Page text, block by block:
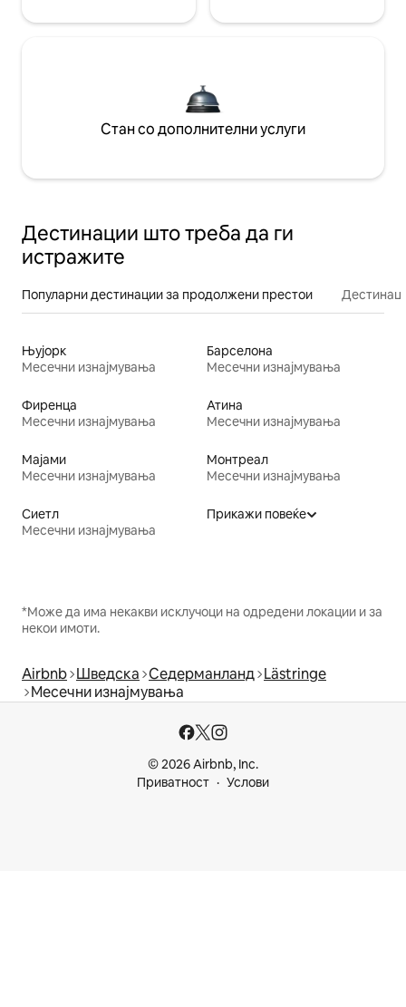
Стан со дополнителни услуги
Дестинации што треба да ги
истражите
Популарни дестинации за продолжени престои
Њујорк
Месечни изнајмувања
Барселона
Месечни изнајмувања
Фиренца
Месечни изнајмувања
Атина
Месечни изнајмувања
Мајами
Месечни изнајмувања
Монтреал
Месечни изнајмувања
Сиетл
Месечни изнајмувања
Прикажи повеќе
*Може да има некакви исклучоци на одредени локации и за
некои имоти.
Airbnb Шведска Седерманланд Lästringe
Месечни изнајмувања
© 2026 Airbnb, Inc.
Приватност
Услови